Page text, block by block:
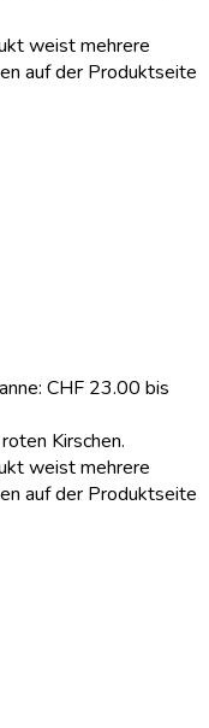
weist mehrere
auf der Produktseite
CHF 23.00 bis
Kirschen.
weist mehrere
auf der Produktseite